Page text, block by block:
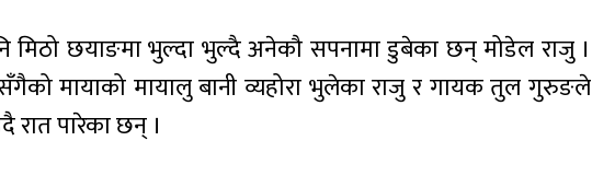
मिठो छयाङमा भुल्दा भुल्दै अनेकौ सपनामा डुबेका छन् मोडेल राजु ।
मायाको मायालु बानी व्यहोरा भुलेका राजु र गायक तुल गुरुङले
रात पारेका छन् ।